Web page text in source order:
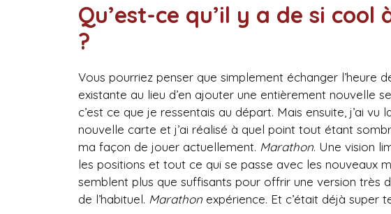
Qu’est-ce qu’il y a de si
?
Vous pourriez penser que simplement échanger l’heure
existante au lieu d’en ajouter une entièrement nouvelle
c’est ce que je ressentais au départ. Mais ensuite, j’ai
nouvelle carte et j’ai réalisé à quel point tout étant
ma façon de jouer actuellement. Marathon. Une vision
les positions et tout ce qui se passe avec les nouveaux
semblent plus que suffisants pour offrir une version très
de l’habituel. Marathon expérience. Et c’était déjà super